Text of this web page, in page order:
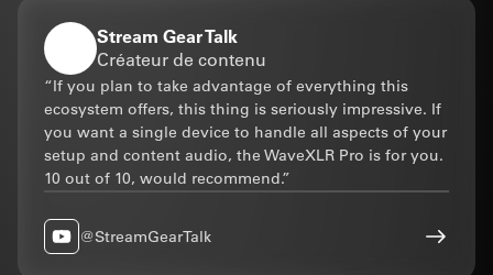
Stream Deck, il va bien au-delà de
l’audio : éclairage, vidéo,
applications et plus encore.
Deux appareils. Une surface.
Contrôle universel.
Stream Gear Talk
Créateur de contenu
“If you plan to take advantage of everything this
ecosystem offers, this thing is seriously impressive. If
you want a single device to handle all aspects of your
setup and content audio, the WaveXLR Pro is for you.
10 out of 10, would recommend.”
@StreamGearTalk